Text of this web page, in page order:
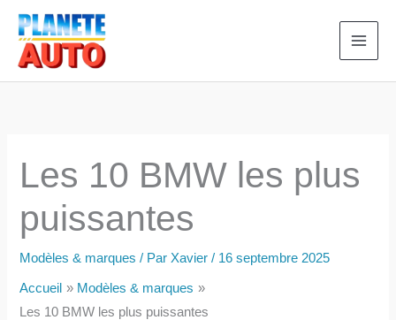
Aller
contenu
Les 10 BMW les plus
puissantes
Modèles & marques / Par Xavier/ 16 septembre 2025
Accueil
Modèles & marques
Les 10 BMW les plus puissantes